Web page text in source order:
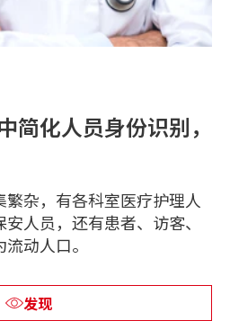
简化人员身份识别，
杂，有各科室医疗护理人
人员，还有患者、访客、
动人口。
发现